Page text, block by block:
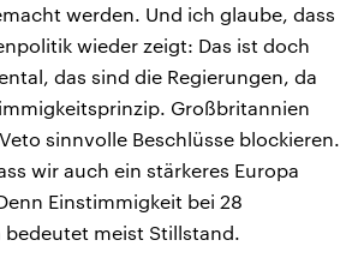
werden. Und ich glaube, dass
wieder zeigt: Das ist doch
das sind die Regierungen, da
Großbritannien
sinnvolle Beschlüsse blockieren.
wir auch ein stärkeres Europa
Einstimmigkeit bei 28
meist Stillstand.